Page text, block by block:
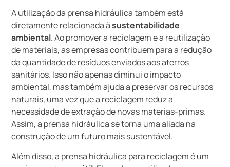
A utilização da prensa hidráulica também está
diretamente relacionada àsustentabilidade
ambiental. Ao promover a reciclagem e a reutilização
de materiais, as empresas contribuem para a redução
da quantidade de resíduos enviados aos aterros
sanitários. Isso não apenas diminui o impacto
ambiental, mas também ajuda a preservar os recursos
naturais, uma vez que a reciclagem reduz a
necessidade de extração de novas matérias-primas.
Assim, a prensa hidráulica se torna uma aliada na
construção de um futuro mais sustentável.
Além disso, a prensa hidráulica para reciclagem é um